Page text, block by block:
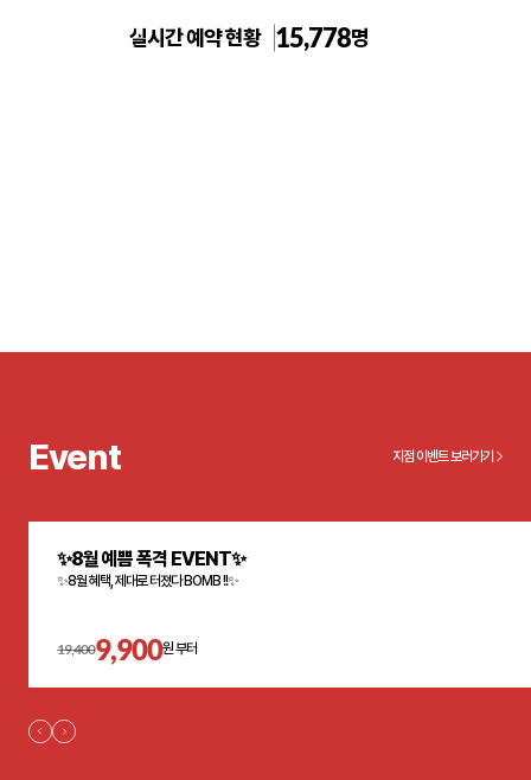
톡스앤필의원 홍대점
실시간 예약 현황 15,778명
Event 지점 이벤트 보러가기
✨8월 예쁨 폭격 EVENT✨
✨8월 혜택, 제대로 터졌다 BOMB !!✨
19,4009,900원 부터